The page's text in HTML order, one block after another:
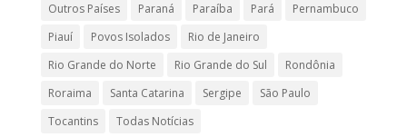
Outros Países
Paraná Paraíba Pará
Pernambuco
Piauí
Povos Isolados
Rio de Janeiro
Rio Grande do Norte
Rio Grande do Sul
Rondônia
Roraima
Santa Catarina Sergipe
São Paulo
Tocantins
Todas Notícias